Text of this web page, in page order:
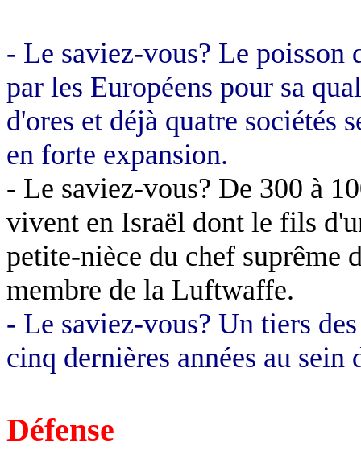
- Le saviez-vous? Le poisson
par les Européens pour sa
d'ores et déjà quatre sociétés
en forte expansion.
- Le saviez-vous? De 300 à
vivent en Israël dont le fils
petite-nièce du chef suprême
membre de la Luftwaffe.
- Le saviez-vous? Un tiers
cinq dernières années au
Défense